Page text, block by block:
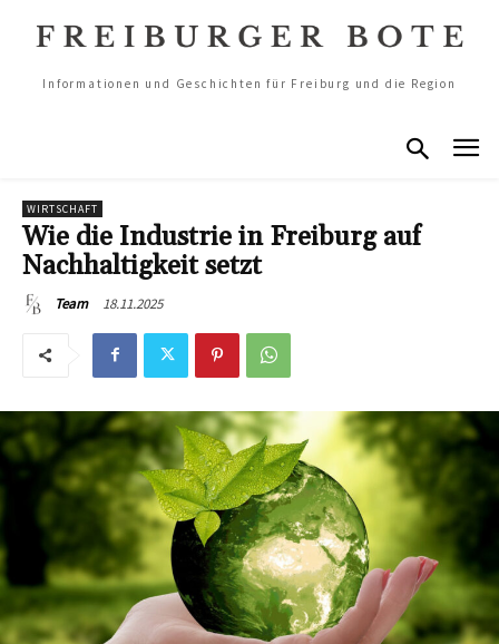
Informationen und Geschichten für Freiburg und die Region
WIRTSCHAFT
Wie die Industrie in Freiburg auf
Nachhaltigkeit setzt
Team 18.11.2025